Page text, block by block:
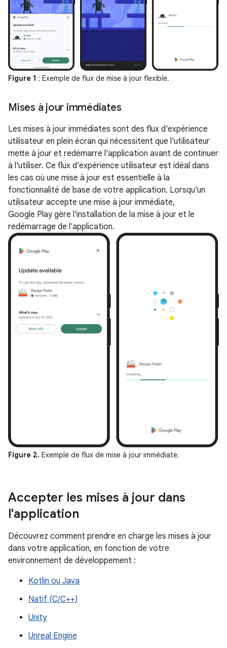
Figure 1 : Exemple de flux de mise à jour flexible.
Mises à jour immédiates
Les mises à jour immédiates sont des flux d'expérience
utilisateur en plein écran qui nécessitent que l'utilisateur
mette à jour et redémarre l'application avant de continuer
à l'utiliser. Ce flux d'expérience utilisateur est idéal dans
les cas où une mise à jour est essentielle à la
fonctionnalité de base de votre application. Lorsqu'un
utilisateur accepte une mise à jour immédiate,
Google Play gère l'installation de la mise à jour et le
redémarrage de l'application.
Figure 2. Exemple de flux de mise à jour immédiate.
Accepter les mises à jour dans
l'application
Découvrez comment prendre en charge les mises à jour
dans votre application, en fonction de votre
environnement de développement :
Kotlin ou Java
Natif (C/C++)
Unity
Unreal Engine